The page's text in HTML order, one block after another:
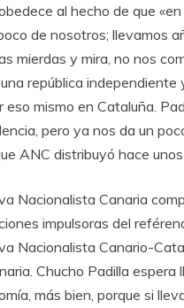
al hecho de que
de nosotros; llevamos
mierdas y mira, no nos
república
eso mismo en Cataluña.
pero ya nos da un
ANC distribuyó hace
Nacionalista Canaria
impulsoras del
Nacionalista Canario-
Chucho Padilla
más bien, porque si